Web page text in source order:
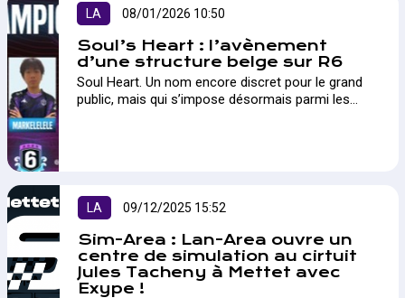
LA 08/01/2026 10:50
Soul’s Heart : l’avènement
d’une structure belge sur R6
Soul Heart. Un nom encore discret pour le grand
public, mais qui s’impose désormais parmi les
LA 09/12/2025 15:52
Sim-Area : Lan-Area ouvre un
centre de simulation au cirtuit
Jules Tacheny à Mettet avec
Exype !